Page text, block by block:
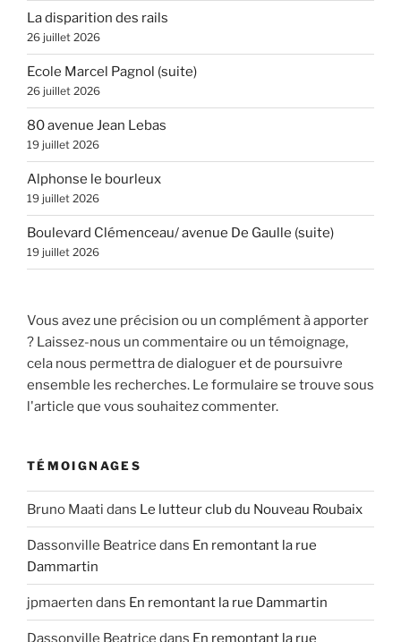
La disparition des rails
26 juillet 2026
Ecole Marcel Pagnol (suite)
26 juillet 2026
80 avenue Jean Lebas
19 juillet 2026
Alphonse le bourleux
19 juillet 2026
Boulevard Clémenceau/ avenue De Gaulle (suite)
19 juillet 2026
Vous avez une précision ou un complément à apporter
? Laissez-nous un commentaire ou un témoignage,
cela nous permettra de dialoguer et de poursuivre
ensemble les recherches. Le formulaire se trouve sous
l'article que vous souhaitez commenter.
TÉMOIGNAGES
Bruno Maati dans Le lutteur club du Nouveau Roubaix
Dassonville Beatrice dans En remontant la rue
Dammartin
jpmaerten dans En remontant la rue Dammartin
Dassonville Beatrice dans En remontant la rue